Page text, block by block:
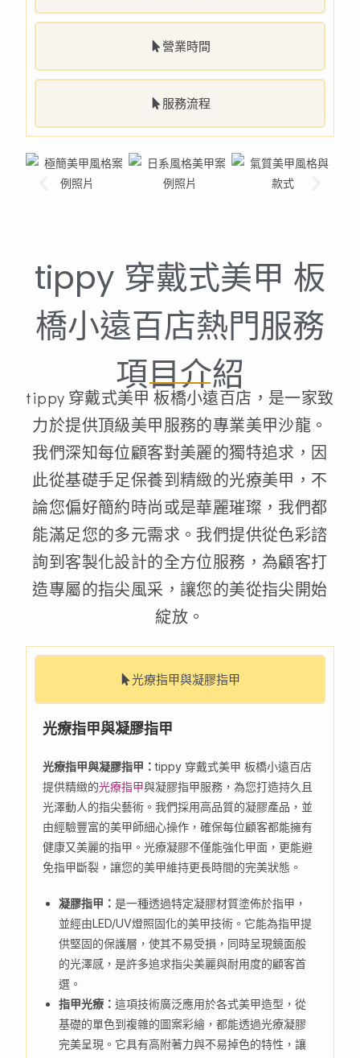
營業時間
服務流程
tippy 穿戴式美甲 板
橋小遠百店熱門服務
項目介紹
tippy 穿戴式美甲 板橋小遠百店，是一家致
力於提供頂級美甲服務的專業美甲沙龍。
我們深知每位顧客對美麗的獨特追求，因
此從基礎手足保養到精緻的光療美甲，不
論您偏好簡約時尚或是華麗璀璨，我們都
能滿足您的多元需求。我們提供從色彩諮
詢到客製化設計的全方位服務，為顧客打
造專屬的指尖風采，讓您的美從指尖開始
綻放。
光療指甲與凝膠指甲
光療指甲與凝膠指甲
光療指甲與凝膠指甲：tippy 穿戴式美甲 板橋小遠百店
提供精緻的光療指甲與凝膠指甲服務，為您打造持久且
光澤動人的指尖藝術。我們採用高品質的凝膠產品，並
由經驗豐富的美甲師細心操作，確保每位顧客都能擁有
健康又美麗的指甲。光療凝膠不僅能強化甲面，更能避
免指甲斷裂，讓您的美甲維持更長時間的完美狀態。
凝膠指甲：是一種透過特定凝膠材質塗佈於指甲，
並經由LED/UV燈照固化的美甲技術。它能為指甲提
供堅固的保護層，使其不易受損，同時呈現鏡面般
的光澤感，是許多追求指尖美麗與耐用度的顧客首
選。
指甲光療：這項技術廣泛應用於各式美甲造型，從
基礎的單色到複雜的圖案彩繪，都能透過光療凝膠
完美呈現。它具有高附著力與不易掉色的特性，讓